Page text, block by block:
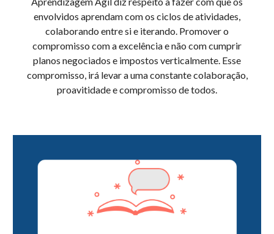
envolvidos aprendam com os ciclos de atividades,
colaborando entre si e iterando. Promover o
compromisso com a excelência e não com cumprir
planos negociados e impostos verticalmente. Esse
compromisso, irá levar a uma constante colaboração,
proavitidade e compromisso de todos.